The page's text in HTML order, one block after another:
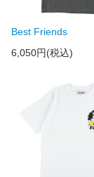
Best Friends
6,050円(税込)